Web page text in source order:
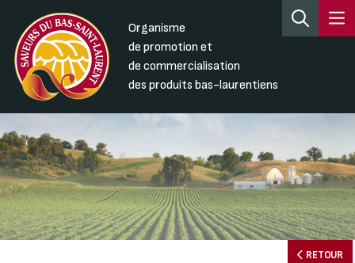
Organisme
de promotion et
de commercialisation
des produits bas-laurentiens
RETOUR